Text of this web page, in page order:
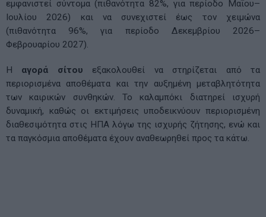
εμφανιστεί σύντομα (πιθανότητα 82%, για περίοδο Μαΐου–
Ιουλίου 2026) και να συνεχιστεί έως τον χειμώνα
(πιθανότητα 96%, για περίοδο Δεκεμβρίου 2026–
Φεβρουαρίου 2027).
Η αγορά σίτου εξακολουθεί να στηρίζεται από τα
περιορισμένα αποθέματα και την αυξημένη μεταβλητότητα
των καιρικών συνθηκών. Το καλαμπόκι διατηρεί ισχυρή
δυναμική, καθώς οι εκτιμήσεις υποδεικνύουν περιορισμένη
διαθεσιμότητα στις ΗΠΑ λόγω της ισχυρής ζήτησης, ενώ και
τα παγκόσμια αποθέματα έχουν αναθεωρηθεί προς τα κάτω.